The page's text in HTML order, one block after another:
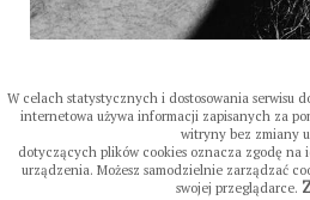
W celach statystycznych i dostosowania serwisu
internetowa używa informacji zapisanych za
witryny bez zmiany
dotyczących plików cookies oznacza zgodę na
urządzenia. Możesz samodzielnie zarządzać
swojej przeglądarce.